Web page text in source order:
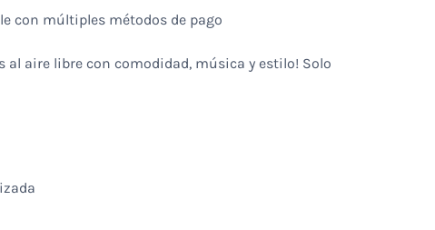
con múltiples métodos de pago
al aire libre con comodidad, música y estilo! Solo